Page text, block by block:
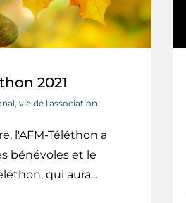
2021
, vie de l'association
l'AFM-Téléthon a
bénévoles et le
qui aura...